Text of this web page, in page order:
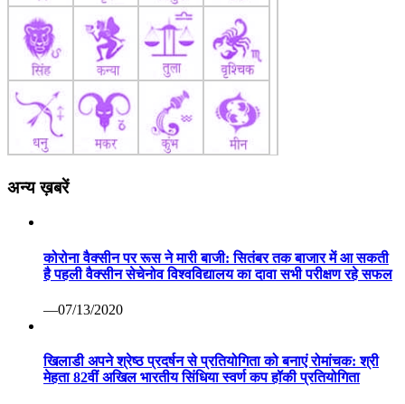
अन्य ख़बरें
कोरोना वैक्सीन पर रूस ने मारी बाजी: सितंबर तक बाजार में आ सकती
है पहली वैक्सीन सेचेनोव विश्वविद्यालय का दावा सभी परीक्षण रहे सफल
—07/13/2020
खिलाडी अपने श्रेष्ठ प्रदर्षन से प्रतियोगिता को बनाएं रोमांचक: श्री
मेहता 82वीं अखिल भारतीय सिंधिया स्वर्ण कप हॉकी प्रतियोगिता